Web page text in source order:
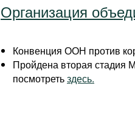
Организация
Конвенция ООН против
Пройдена вторая стадия
посмотретьздесь.